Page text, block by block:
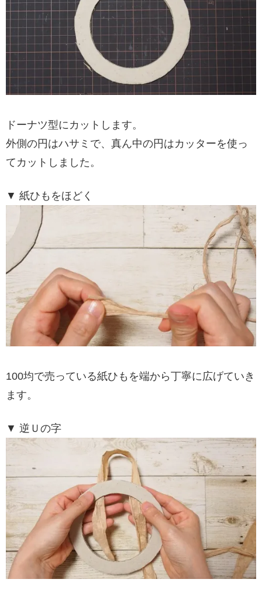
ドーナツ型にカットします。
外側の円はハサミで、真ん中の円はカッターを使っ
てカットしました。
▼ 紙ひもをほどく
100均で売っている紙ひもを端から丁寧に広げていき
ます。
▼ 逆Ｕの字